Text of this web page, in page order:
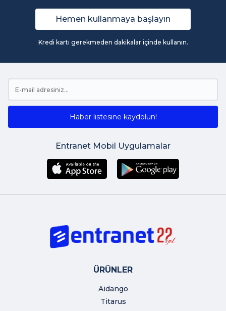
Hemen kullanmaya başlayın
Kredi kartı gerekmeden dakikalar içinde kullanın.
Haber listesine kaydolun!
Entranet Mobil Uygulamalar
ÜRÜNLER
Aidango
Titarus